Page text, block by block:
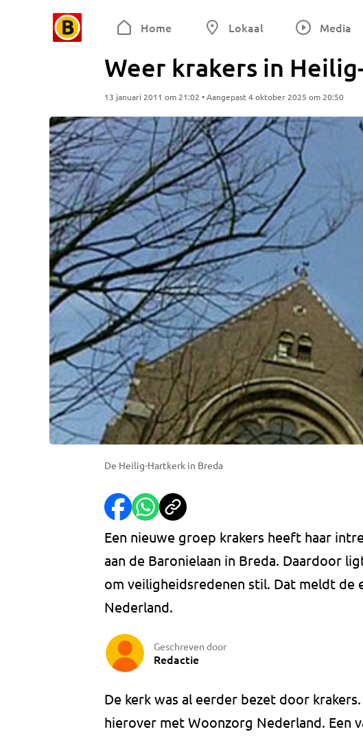
Home Lokaal Media
Weer krakers in
13 januari 2011 om 21:02 • Aangepast 4 oktober 2025 om 20:50
De Heilig-Hartkerk in Breda
Een nieuwe groep krakers heeft haar
aan de Baronielaan in Breda. Daardoor
om veiligheidsredenen stil. Dat meldt de
Nederland.
Geschreven door
Redactie
De kerk was al eerder bezet door
hierover met Woonzorg Nederland. Een